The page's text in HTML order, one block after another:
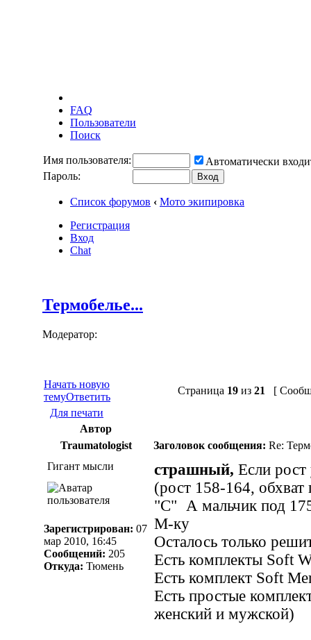
FAQ
Пользователи
Поиск
Имя пользователя:
Автоматически
Пароль:
Список форумов ‹ Мото экипировка
Регистрация
Вход
Chat
Термобелье...
Модератор:
Начать новую
темуОтветить
Страница 19 из 21
[
Для печати
Автор
Traumatologist
Заголовок сообщения: Re:
Гигант мысли
Зарегистрирован: 07
мар 2010, 16:45
Сообщений: 205
Откуда: Тюмень
страшный, Если рост
(рост 158-164, обхват
"С"
А мальчик под
М-ку
Осталось только
Есть комплекты Soft
Есть комплект Soft
Есть простые
женский и мужской)